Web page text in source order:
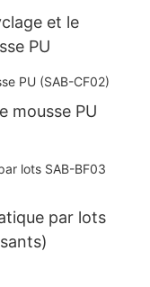
et le
PU
mousse PU
par lots